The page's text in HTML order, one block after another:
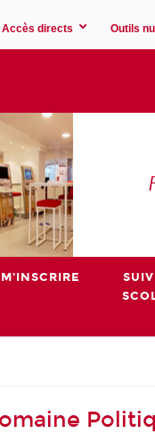
Accès directs Outils
M'INSCRIRE